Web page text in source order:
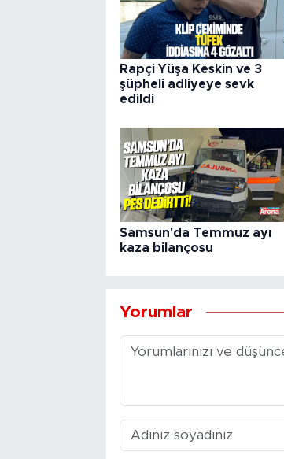
Rapçi Yüşa Keskin ve 3
şüpheli adliyeye sevk
edildi
Samsun'da Temmuz ayı
kaza bilançosu
Yorumlar